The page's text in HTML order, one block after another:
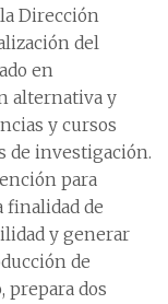
Dirección
del
en
alternativa y
y cursos
de investigación.
para
finalidad de
y generar
de
prepara dos